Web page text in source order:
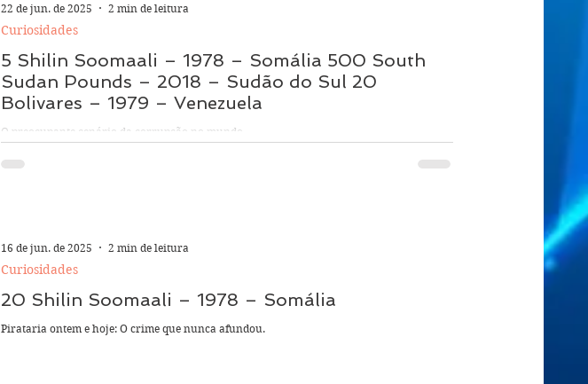
5 Shilin Soomaali – 1978 – Somália 500 South
Sudan Pounds – 2018 – Sudão do Sul 20
Bolivares – 1979 – Venezuela
O preocupante cenário da corrupção no mundo.
Curiosidades
22 de jun. de 2025 2 min de leitura
20 Shilin Soomaali – 1978 – Somália
Pirataria ontem e hoje: O crime que nunca afundou.
Curiosidades
16 de jun. de 2025 2 min de leitura